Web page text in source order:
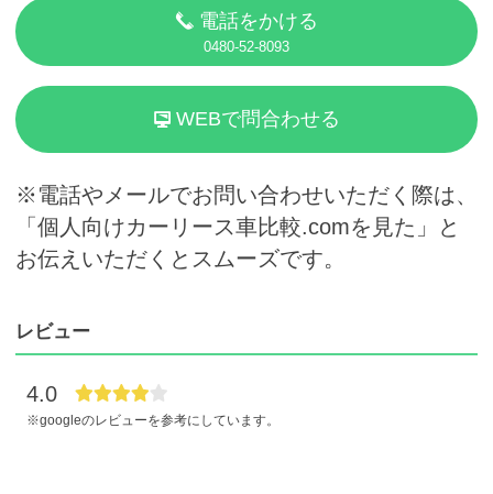
電話をかける
0480-52-8093
WEBで問合わせる
※電話やメールでお問い合わせいただく際は、
「個人向けカーリース車比較.comを見た」と
お伝えいただくとスムーズです。
レビュー
4.0
※googleのレビューを参考にしています。